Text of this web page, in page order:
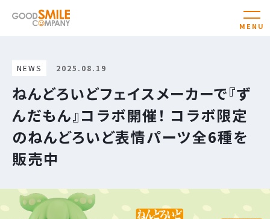
NEWS 2025.08.19
ねんどろいどフェイスメーカーで『ず
んだもん』コラボ開催！ コラボ限定
のねんどろいど表情パーツ全6種を
販売中